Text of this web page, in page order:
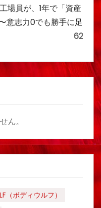
場員が、1年で「資産
意志力0でも勝手に足
62
ん。
（ボディウルフ）